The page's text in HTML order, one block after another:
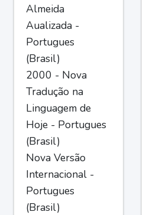
Almeida
Aualizada -
Portugues
(Brasil)
2000 - Nova
Tradução na
Linguagem de
Hoje - Portugues
(Brasil)
Nova Versão
Internacional -
Portugues
(Brasil)